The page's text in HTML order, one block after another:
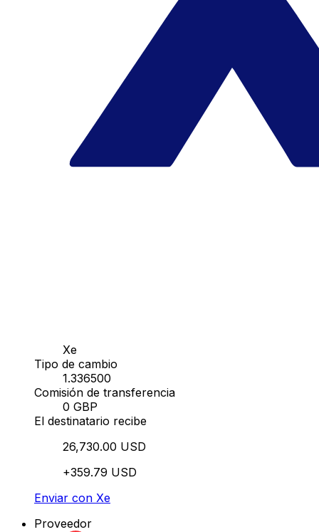
Xe
Tipo de cambio
1.336500
Comisión de transferencia
0 GBP
El destinatario recibe
26,730.00 USD
+359.79 USD
Enviar con Xe
Proveedor